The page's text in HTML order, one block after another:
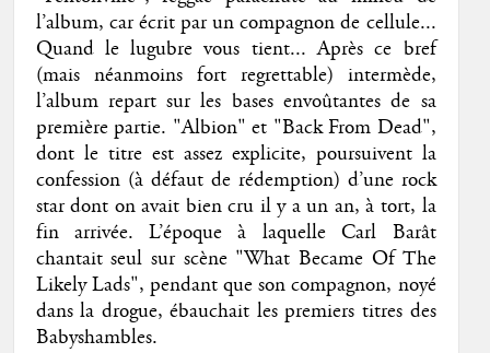
l’album, car écrit par un compagnon de cellule...
Quand le lugubre vous tient... Après ce bref
(mais néanmoins fort regrettable) intermède,
l’album repart sur les bases envoûtantes de sa
première partie. "Albion" et "Back From Dead",
dont le titre est assez explicite, poursuivent la
confession (à défaut de rédemption) d’une rock
star dont on avait bien cru il y a un an, à tort, la
fin arrivée. L’époque à laquelle Carl Barât
chantait seul sur scène "What Became Of The
Likely Lads", pendant que son compagnon, noyé
dans la drogue, ébauchait les premiers titres des
Babyshambles.